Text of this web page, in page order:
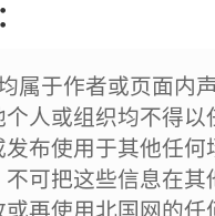
属于作者或页面内
人或组织均不得
布使用于其他任
可把这些信息在
再使用北国网的